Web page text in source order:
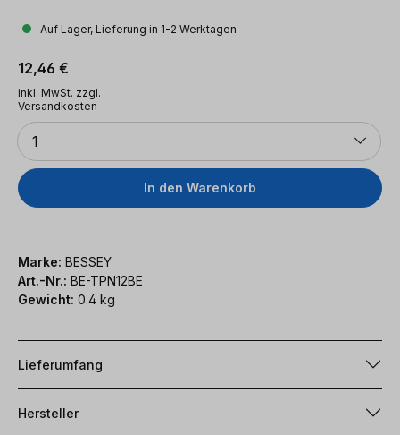
Auf Lager, Lieferung in 1-2 Werktagen
Regulärer Preis:
12,46 €
inkl. MwSt. zzgl.
Versandkosten
Anzahl
1
In den Warenkorb
Marke: BESSEY
Art.-Nr.: BE-TPN12BE
Gewicht: 0.4 kg
Lieferumfang
Hersteller